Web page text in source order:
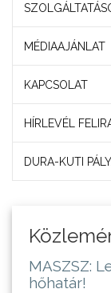
MÉDIAAJÁNLAT
KAPCSOLAT
HÍRLEVÉL
DURA-KUTI
MASZSZ:
hőhatár!